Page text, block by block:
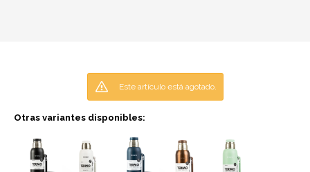
Este artículo está agotado.
Otras variantes disponibles: